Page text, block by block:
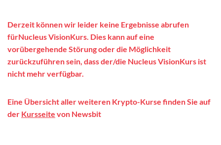
Derzeit können wir leider keine Ergebnisse abrufen
fürNucleus VisionKurs. Dies kann auf eine
vorübergehende Störung oder die Möglichkeit
zurückzuführen sein, dass der/die Nucleus VisionKurs ist
nicht mehr verfügbar.
Eine Übersicht aller weiteren Krypto-Kurse finden Sie auf
der Kursseite von Newsbit